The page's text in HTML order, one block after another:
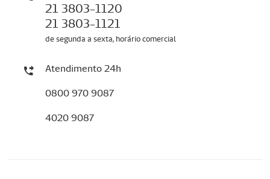
21 3803-1120
21 3803-1121
de segunda a sexta, horário comercial
Atendimento 24h
0800 970 9087
4020 9087